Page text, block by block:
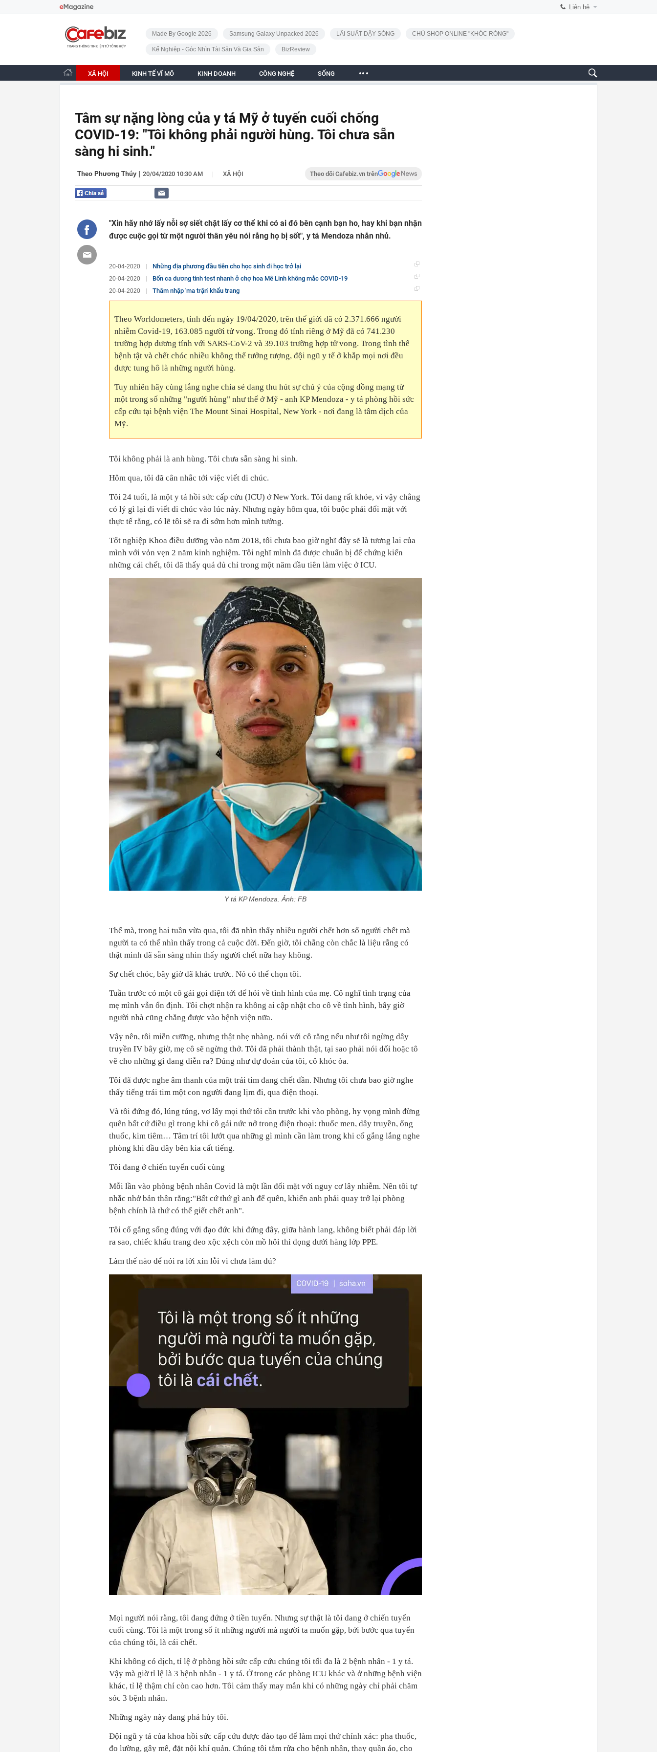
Liên hệ
CafeBiz - Trang chủ
Made By Google 2026 Samsung Galaxy Unpacked 2026 LÃI SUẤT DẬY SÓNG CHỦ SHOP ONLINE "KHÓC RÒNG"
Kế Nghiệp - Góc Nhìn Tài Sản Và Gia Sản BizReview
XÃ HỘI KINH TẾ VĨ MÔ KINH DOANH CÔNG NGHỆ SỐNG
Tâm sự nặng lòng của y tá Mỹ ở tuyến cuối chống
COVID-19: "Tôi không phải người hùng. Tôi chưa sẵn
sàng hi sinh."
Theo Phương Thúy 20/04/2020 10:30 AM | XÃ HỘI Theo dõi Cafebiz.vn trên
"Xin hãy nhớ lấy nỗi sợ siết chặt lấy cơ thể khi có ai đó bên cạnh bạn ho, hay khi bạn nhận
được cuộc gọi từ một người thân yêu nói rằng họ bị sốt", y tá Mendoza nhắn nhủ.
20-04-2020 Những địa phương đầu tiên cho học sinh đi học trở lại
20-04-2020 Bốn ca dương tính test nhanh ở chợ hoa Mê Linh không mắc COVID-19
20-04-2020 Thâm nhập 'ma trận' khẩu trang
Theo Worldometers, tính đến ngày 19/04/2020, trên thế giới đã có 2.371.666 người
nhiễm Covid-19, 163.085 người tử vong. Trong đó tính riêng ở Mỹ đã có 741.230
trường hợp dương tính với SARS-CoV-2 và 39.103 trường hợp tử vong. Trong tình thế
bệnh tật và chết chóc nhiều không thể tưởng tượng, đội ngũ y tế ở khắp mọi nơi đều
được tung hô là những người hùng.
Tuy nhiên hãy cùng lắng nghe chia sẻ đang thu hút sự chú ý của cộng đồng mạng từ
một trong số những "người hùng" như thế ở Mỹ - anh KP Mendoza - y tá phòng hồi sức
cấp cứu tại bệnh viện The Mount Sinai Hospital, New York - nơi đang là tâm dịch của
Mỹ.
Tôi không phải là anh hùng. Tôi chưa sẵn sàng hi sinh.
Hôm qua, tôi đã cân nhắc tới việc viết di chúc.
Tôi 24 tuổi, là một y tá hồi sức cấp cứu (ICU) ở New York. Tôi đang rất khỏe, vì vậy chẳng
có lý gì lại đi viết di chúc vào lúc này. Nhưng ngày hôm qua, tôi buộc phải đối mặt với
thực tế rằng, có lẽ tôi sẽ ra đi sớm hơn mình tưởng.
Tốt nghiệp Khoa điều dưỡng vào năm 2018, tôi chưa bao giờ nghĩ đây sẽ là tương lai của
mình với vỏn vẹn 2 năm kinh nghiệm. Tôi nghĩ mình đã được chuẩn bị để chứng kiến
những cái chết, tôi đã thấy quá đủ chỉ trong một năm đầu tiên làm việc ở ICU.
Y tá KP Mendoza. Ảnh: FB
Thế mà, trong hai tuần vừa qua, tôi đã nhìn thấy nhiều người chết hơn số người chết mà
người ta có thể nhìn thấy trong cả cuộc đời. Đến giờ, tôi chẳng còn chắc là liệu rằng có
thật mình đã sẵn sàng nhìn thấy người chết nữa hay không.
Sự chết chóc, bây giờ đã khác trước. Nó có thể chọn tôi.
Tuần trước có một cô gái gọi điện tới để hỏi về tình hình của mẹ. Cô nghĩ tình trạng của
mẹ mình vẫn ổn định. Tôi chợt nhận ra không ai cập nhật cho cô về tình hình, bây giờ
người nhà cũng chẳng được vào bệnh viện nữa.
Vậy nên, tôi miễn cưỡng, nhưng thật nhẹ nhàng, nói với cô rằng nếu như tôi ngừng dây
truyền IV bây giờ, mẹ cô sẽ ngừng thở. Tôi đã phải thành thật, tại sao phải nói dối hoặc tô
vẽ cho những gì đang diễn ra? Đúng như dự đoán của tôi, cô khóc òa.
Tôi đã được nghe âm thanh của một trái tim đang chết dần. Nhưng tôi chưa bao giờ nghe
thấy tiếng trái tim một con người đang lịm đi, qua điện thoại.
Và tôi đứng đó, lúng túng, vơ lấy mọi thứ tôi cần trước khi vào phòng, hy vọng mình đừng
quên bất cứ điều gì trong khi cô gái nức nở trong điện thoại: thuốc men, dây truyền, ống
thuốc, kim tiêm… Tâm trí tôi lướt qua những gì mình cần làm trong khi cố gắng lắng nghe
phòng khi đầu dây bên kia cất tiếng.
Tôi đang ở chiến tuyến cuối cùng
Mỗi lần vào phòng bệnh nhân Covid là một lần đối mặt với nguy cơ lây nhiễm. Nên tôi tự
nhắc nhở bản thân rằng:"Bất cứ thứ gì anh để quên, khiến anh phải quay trở lại phòng
bệnh chính là thứ có thể giết chết anh".
Tôi cố gắng sống đúng với đạo đức khi đứng đây, giữa hành lang, không biết phải đáp lời
ra sao, chiếc khẩu trang đeo xộc xệch còn mồ hôi thì đọng dưới hàng lớp PPE.
Làm thế nào để nói ra lời xin lỗi vì chưa làm đủ?
Mọi người nói rằng, tôi đang đứng ở tiền tuyến. Nhưng sự thật là tôi đang ở chiến tuyến
cuối cùng. Tôi là một trong số ít những người mà người ta muốn gặp, bởi bước qua tuyến
của chúng tôi, là cái chết.
Khi không có dịch, tỉ lệ ở phòng hồi sức cấp cứu chúng tôi tối đa là 2 bệnh nhân - 1 y tá.
Vậy mà giờ tỉ lệ là 3 bệnh nhân - 1 y tá. Ở trong các phòng ICU khác và ở những bệnh viện
khác, tỉ lệ thậm chí còn cao hơn. Tôi cảm thấy may mắn khi có những ngày chỉ phải chăm
sóc 3 bệnh nhân.
Những ngày này đang phá hủy tôi.
Đội ngũ y tá của khoa hồi sức cấp cứu được đào tạo để làm mọi thứ chính xác: pha thuốc,
đo lường, gây mê, đặt nội khí quản. Chúng tôi tắm rửa cho bệnh nhân, thay quần áo, cho